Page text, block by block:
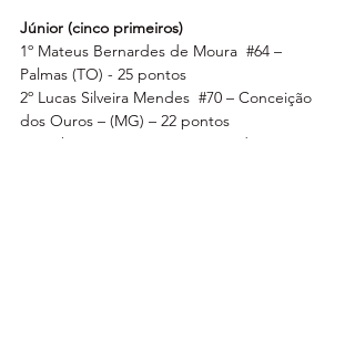
Júnior (cinco primeiros)
1º Mateus Bernardes de Moura #64 –
Palmas (TO) - 25 pontos
2º Lucas Silveira Mendes #70 – Conceição
dos Ouros – (MG) – 22 pontos
3º Bárbara Neves
– Aparecida De